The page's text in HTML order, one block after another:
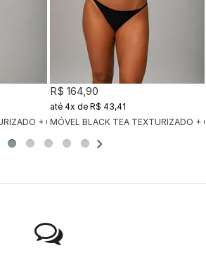
+ CALCINHA CLÁSSICA BLACK TEA
MÓVEL BLACK TEA TEXTURIZADO +
R$ 164,90
4x de R$ 43,41